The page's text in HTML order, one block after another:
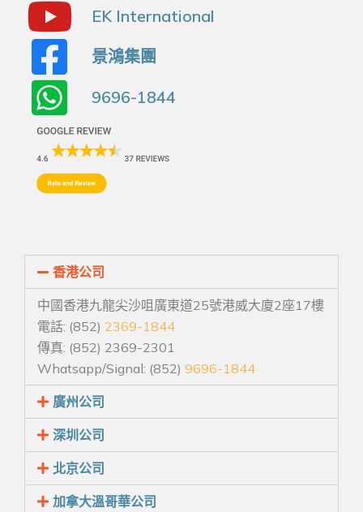
EK International
景鴻集團
9696-1844
香港公司
中國香港九龍尖沙咀廣東道25號港威大廈2座17樓
電話: (852) 2369-1844
傳真: (852) 2369-2301
Whatsapp/Signal: (852) 9696-1844
廣州公司
深圳公司
北京公司
加拿大溫哥華公司